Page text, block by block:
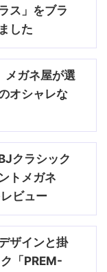
ス」をブラ
した
メガネ屋が選
オシャレな
クラシック
トメガネ
ビュー
ザインと掛
「PREM-